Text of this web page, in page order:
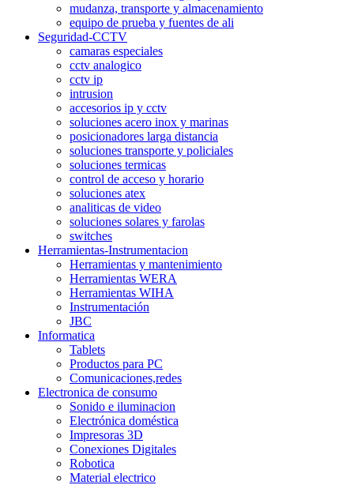
mudanza, transporte y almacenamiento
equipo de prueba y fuentes de ali
Seguridad-CCTV
camaras especiales
cctv analogico
cctv ip
intrusion
accesorios ip y cctv
soluciones acero inox y marinas
posicionadores larga distancia
soluciones transporte y policiales
soluciones termicas
control de acceso y horario
soluciones atex
analiticas de video
soluciones solares y farolas
switches
Herramientas-Instrumentacion
Herramientas y mantenimiento
Herramientas WERA
Herramientas WIHA
Instrumentación
JBC
Informatica
Tablets
Productos para PC
Comunicaciones,redes
Electronica de consumo
Sonido e iluminacion
Electrónica doméstica
Impresoras 3D
Conexiones Digitales
Robotica
Material electrico